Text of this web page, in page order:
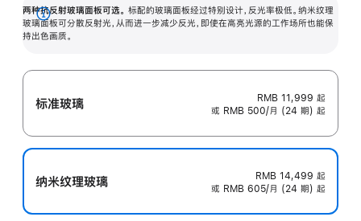
两种抗反射玻璃面板可选。 标配的玻璃面板经过特别设计，反光率极低。纳米纹理
玻璃面板可分散反射光，从而进一步减少反光，即使在高亮光源的工作场所也能保
持出色画质。
展
开
标准玻璃 RMB 11,999 起
或 RMB 500/月 (24 期) 起
纳米纹理玻璃 RMB 14,499 起
或 RMB 605/月 (24 期) 起